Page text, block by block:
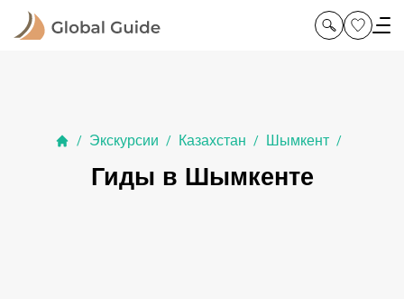
/ Экскурсии / Казахстан / Шымкент /
Гиды в Шымкенте